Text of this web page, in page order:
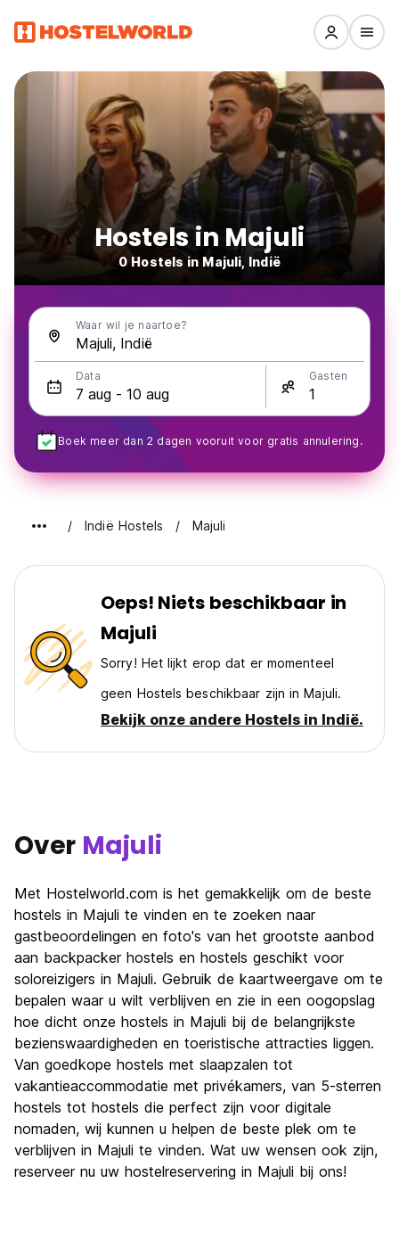
Hostels in Majuli
0 Hostels in Majuli, Indië
Waar wil je naartoe?
Data Gasten
Boek meer dan 2 dagen vooruit voor gratis annulering.
Indië Hostels Majuli
Oeps! Niets beschikbaar in
Majuli
Sorry! Het lijkt erop dat er momenteel
geen Hostels beschikbaar zijn in Majuli.
Bekijk onze andere Hostels in Indië.
Over Majuli
Met Hostelworld.com is het gemakkelijk om de beste
hostels in Majuli te vinden en te zoeken naar
gastbeoordelingen en foto's van het grootste aanbod
aan backpacker hostels en hostels geschikt voor
soloreizigers in Majuli. Gebruik de kaartweergave om te
bepalen waar u wilt verblijven en zie in een oogopslag
hoe dicht onze hostels in Majuli bij de belangrijkste
bezienswaardigheden en toeristische attracties liggen.
Van goedkope hostels met slaapzalen tot
vakantieaccommodatie met privékamers, van 5-sterren
hostels tot hostels die perfect zijn voor digitale
nomaden, wij kunnen u helpen de beste plek om te
verblijven in Majuli te vinden. Wat uw wensen ook zijn,
reserveer nu uw hostelreservering in Majuli bij ons!